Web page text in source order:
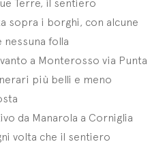
Terre, il sentiero
sopra i borghi, con alcune
folla
a Monterosso via Punta
più belli e meno
da Manarola a Corniglia
volta che il sentiero